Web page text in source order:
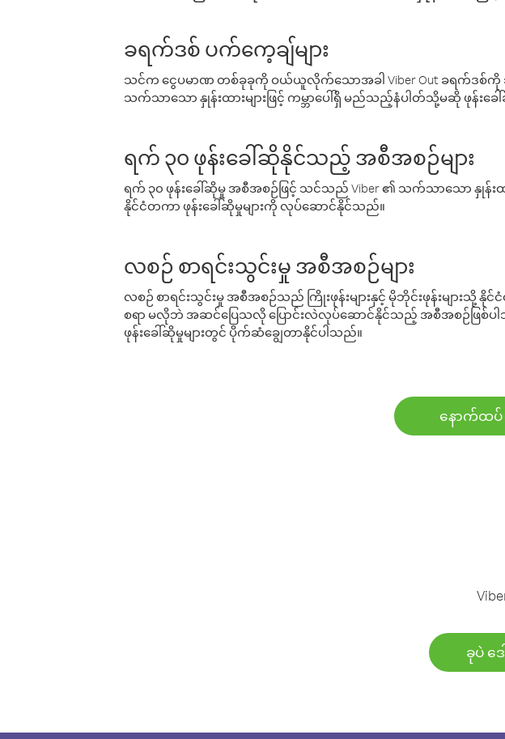
ခရက်ဒစ် ပက်ကေ့ချ်များ
သင်က ငွေပမာဏ တစ်ခုခုကို ဝယ်ယူလိုက်သောအခါ Viber Out ခရက်ဒ
သက်သာသော နှုန်းထားများဖြင့် ကမ္ဘာပေါ်ရှိ မည်သည့်နံပါတ်သို့မဆို ဖုန်းခ
ရက် ၃၀ ဖုန်းခေါ်ဆိုနိုင်သည့် အစီအစဉ်များ
ရက် ၃၀ ဖုန်းခေါ်ဆိုမှု အစီအစဉ်ဖြင့် သင်သည် Viber ၏ သက်သာသော နှုန်း
နိုင်ငံတကာ ဖုန်းခေါ်ဆိုမှုများကို လုပ်ဆောင်နိုင်သည်။
လစဉ် စာရင်းသွင်းမှု အစီအစဉ်များ
လစဉ် စာရင်းသွင်းမှု အစီအစဉ်သည် ကြိုးဖုန်းများနှင့် မိုဘိုင်းဖုန်းများသို့
စရာ မလိုဘဲ အဆင်ပြေသလို ပြောင်းလဲလုပ်ဆောင်နိုင်သည့် အစီအစဉ်ဖြစ်ပ
ဖုန်းခေါ်ဆိုမှုများတွင် ပိုက်ဆံချွေတာနိုင်ပါသည်။
နောက်ထပ်
ခုပဲ ဒ